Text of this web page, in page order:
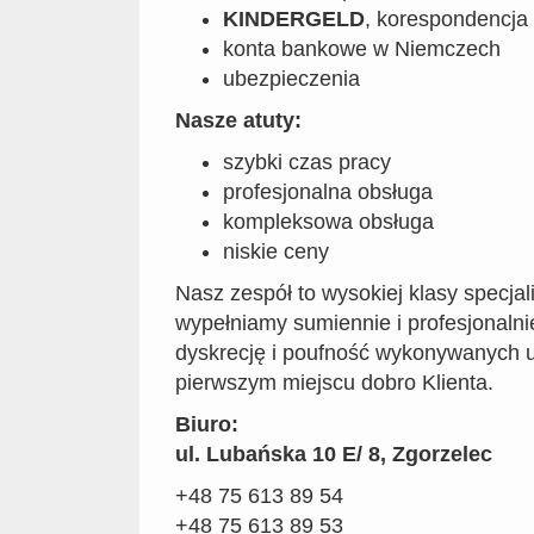
KINDERGELD, korespondencja
konta bankowe w Niemczech
ubezpieczenia
Nasze atuty:
szybki czas pracy
profesjonalna obsługa
kompleksowa obsługa
niskie ceny
Nasz zespół to wysokiej klasy
wypełniamy sumiennie i
dyskrecję i poufność wykonywanych
pierwszym miejscu dobro Klienta.
Biuro:
ul. Lubańska 10 E/ 8, Zgorzelec
+48 75 613 89 54
+48 75 613 89 53